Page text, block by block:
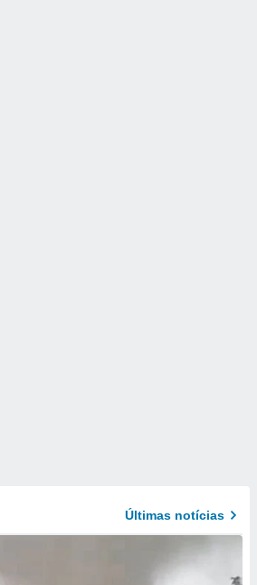
Últimas notícias